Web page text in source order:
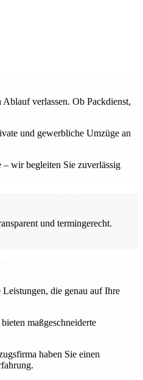
verlassen. Ob Packdienst,
und gewerbliche Umzüge an
wir begleiten Sie zuverlässig
und termingerecht.
die genau auf Ihre
maßgeschneiderte
haben Sie einen